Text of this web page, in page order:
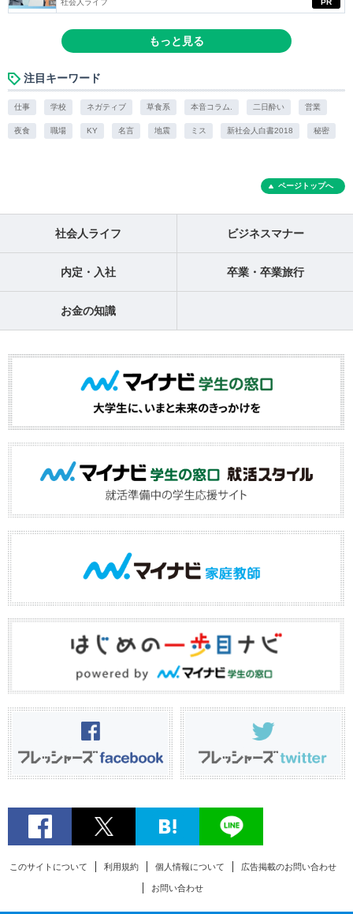
PR
社会人ライフ
もっと見る
注目キーワード
仕事 学校 ネガティブ 草食系 本音コラム. 二日酔い 営業
夜食 職場 KY 名言 地震 ミス 新社会人白書2018 秘密
ページトップへ
社会人ライフ ビジネスマナー
内定・入社 卒業・卒業旅行
お金の知識
このサイトについて 利用規約 個人情報について 広告掲載のお問い合わせ
お問い合わせ